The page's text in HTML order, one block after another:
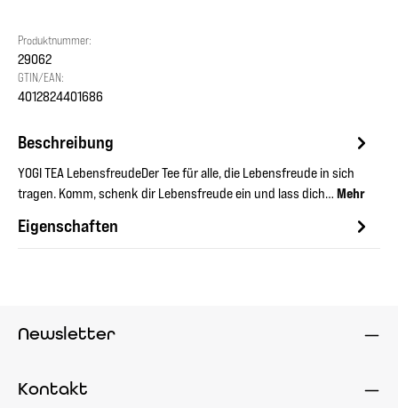
Produktnummer:
29062
GTIN/EAN:
4012824401686
Beschreibung
YOGI TEA LebensfreudeDer Tee für alle, die Lebensfreude in sich
tragen. Komm, schenk dir Lebensfreude ein und lass dich… Mehr
Eigenschaften
Newsletter
Kontakt